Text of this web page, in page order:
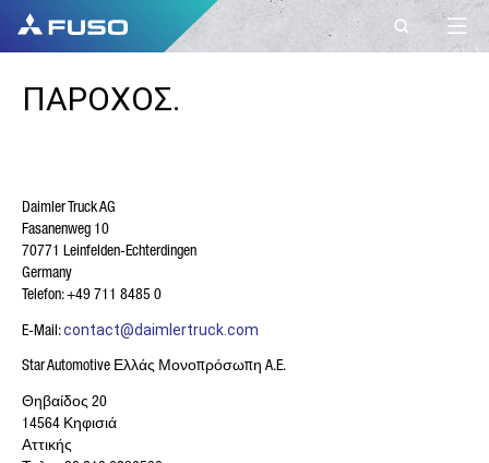
ΕΠΙΚΟΙΝΩΝΙΑΣ ΜΕ
ΤΗ FUSO EUROPE
Έχετε ερωτήσεις;
Στείλτε μας το αίτημά σας
χρησιμοποιώντας αυτή τη φόρμα
ΌΝΟΜΑ*
ΠΑΡΟΧΟΣ.
Daimler Truck AG
Fasanenweg 10
70771 Leinfelden-Echterdingen
Germany
Telefon: +49 711 8485 0
E-Mail:contact@daimlertruck.com
Star Automotive Ελλάς Μονοπρόσωπη A.E.
Θηβαίδος 20
14564 Κηφισιά
Αττικής